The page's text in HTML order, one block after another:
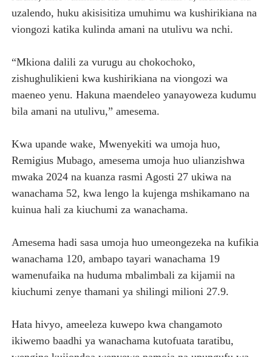
uzalendo, huku akisisitiza umuhimu wa kushirikiana na
viongozi katika kulinda amani na utulivu wa nchi.
“Mkiona dalili za vurugu au chokochoko,
zishughulikieni kwa kushirikiana na viongozi wa
maeneo yenu. Hakuna maendeleo yanayoweza kudumu
bila amani na utulivu,” amesema.
Kwa upande wake, Mwenyekiti wa umoja huo,
Remigius Mubago, amesema umoja huo ulianzishwa
mwaka 2024 na kuanza rasmi Agosti 27 ukiwa na
wanachama 52, kwa lengo la kujenga mshikamano na
kuinua hali za kiuchumi za wanachama.
Amesema hadi sasa umoja huo umeongezeka na kufikia
wanachama 120, ambapo tayari wanachama 19
wamenufaika na huduma mbalimbali za kijamii na
kiuchumi zenye thamani ya shilingi milioni 27.9.
Hata hivyo, ameeleza kuwepo kwa changamoto
ikiwemo baadhi ya wanachama kutofuata taratibu,